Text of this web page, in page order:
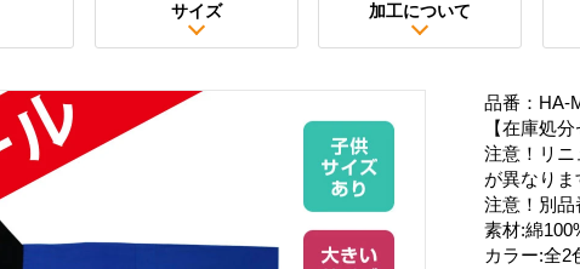
サイズ 加工について
品番：HA-
【在庫処
注意！リ
が異なりま
注意！別品
素材:綿
カラー:全2